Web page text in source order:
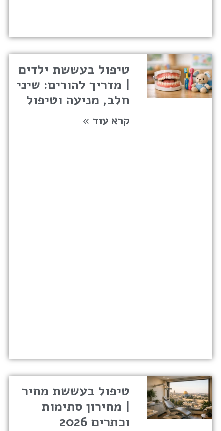
טיפול בעששת ילדים
| מדריך להורים: שיני
חלב, מניעה וטיפול
קרא עוד »
טיפול בעששת מחיר
| מחירון סתימות
וכתרים 2026